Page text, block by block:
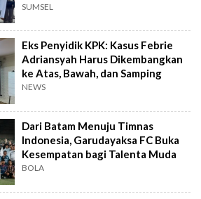
SUMSEL
Eks Penyidik KPK: Kasus Febrie
Adriansyah Harus Dikembangkan
ke Atas, Bawah, dan Samping
NEWS
Dari Batam Menuju Timnas
Indonesia, Garudayaksa FC Buka
Kesempatan bagi Talenta Muda
BOLA